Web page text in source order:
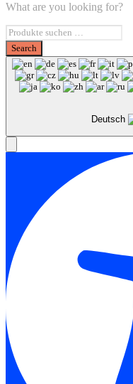
What are you looking for?
Deutsch